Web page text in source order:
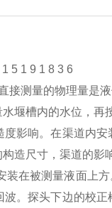
5 1 9 1 8 3 6
接测量的物理量是
堰槽内的水位，
影响。在渠道内
造尺寸，渠道的影
在被测量液面上
。探头下边的校